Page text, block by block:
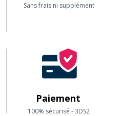
Sans frais ni supplément
Paiement
100% sécurisé - 3DS2